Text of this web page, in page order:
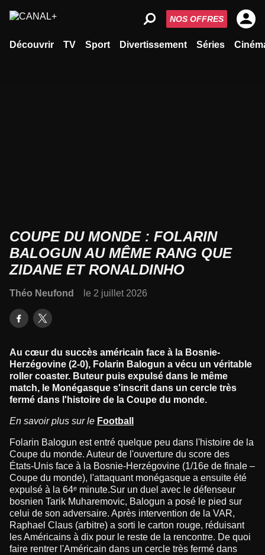
Découvrir TV Sport Divertissement Séries
NOS OFFRES
COUPE DU MONDE : FOLARIN
BALOGUN AU MÊME RANG QUE
ZIDANE ET RONALDINHO
Théo Neufond le 2 juillet 2026
Au cœur du succès américain face à la Bosnie-
Herzégovine (2-0), Folarin Balogun a vécu un véritable
roller coaster. Buteur puis expulsé dans le même
match, le Monégasque s'inscrit dans un cercle très
fermé dans l'histoire de la Coupe du monde.
En savoir plus sur le Football
Folarin Balogun est entré quelque peu dans l'histoire de la
Coupe du monde. Auteur de l'ouverture du score des
États-Unis face à la Bosnie-Herzégovine (1/16e de finale –
Coupe du monde), l'attaquant monégasque a ensuite été
expulsé à la 64ᵉ minute.Sur un duel avec le défenseur
bosnien Tarik Muharemovic, Balogun a posé le pied sur
celui de son adversaire. Après intervention de la VAR,
Raphael Claus (arbitre) a sorti le carton rouge, réduisant
les Américains à dix pour le reste de la rencontre. De quoi
faire rentrer l'Américain dans un cercle très fermé dans